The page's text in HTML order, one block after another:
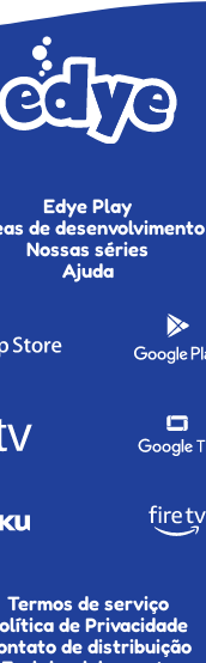
Edye Play
de desenvolvimento
Nossas séries
Ajuda
Termos de serviço
de Privacidade
de distribuição